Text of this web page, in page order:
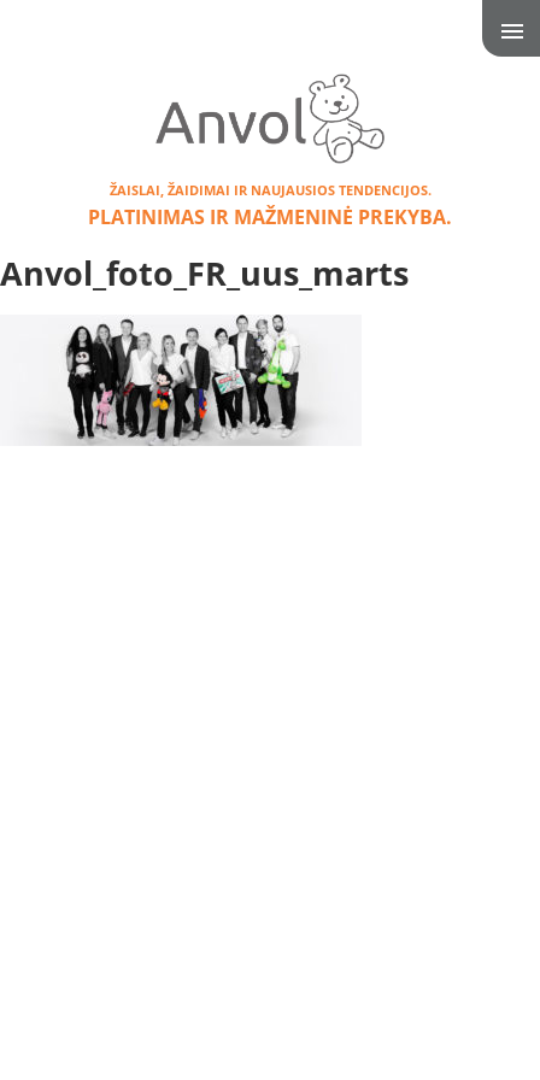
ŽAISLAI, ŽAIDIMAI IR NAUJAUSIOS TENDENCIJOS.
PLATINIMAS IR MAŽMENINĖ PREKYBA.
Anvol_foto_FR_uus_marts